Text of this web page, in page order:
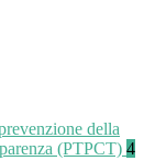
della
(PTPCT) 4